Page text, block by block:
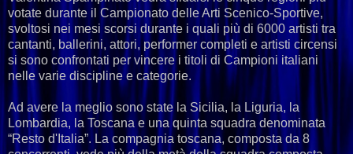
votate durante il Campionato delle Arti Scenico-Sportive,
svoltosi nei mesi scorsi durante i quali più di 6000 artisti tra
cantanti, ballerini, attori, performer completi e artisti circensi
si sono confrontati per vincere i titoli di Campioni italiani
nelle varie discipline e categorie.
Ad avere la meglio sono state la Sicilia, la Liguria, la
Lombardia, la Toscana e una quinta squadra denominata
“Resto d'Italia”. La compagnia toscana, composta da 8